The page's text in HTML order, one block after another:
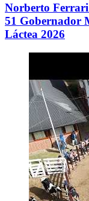
Norberto Ferrari
51 Gobernador
Láctea 2026